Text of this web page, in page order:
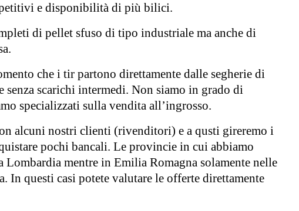
e disponibilità di più bilici.
di pellet sfuso di tipo industriale ma anche di
che i tir partono direttamente dalle segherie di
senza scarichi intermedi. Non siamo in grado di
specializzati sulla vendita all’ingrosso.
alcuni nostri clienti (rivenditori) e a qusti gireremo i
pochi bancali. Le provincie in cui abbiamo
mentre in Emilia Romagna solamente nelle
In questi casi potete valutare le offerte direttamente